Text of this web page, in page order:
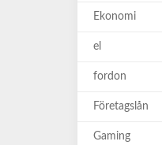
Ekonomi
el
fordon
Företagslån
Gaming